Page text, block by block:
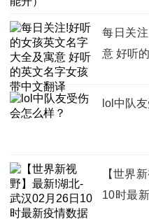
每日关
意 好听
lol中队
【世界
10时最